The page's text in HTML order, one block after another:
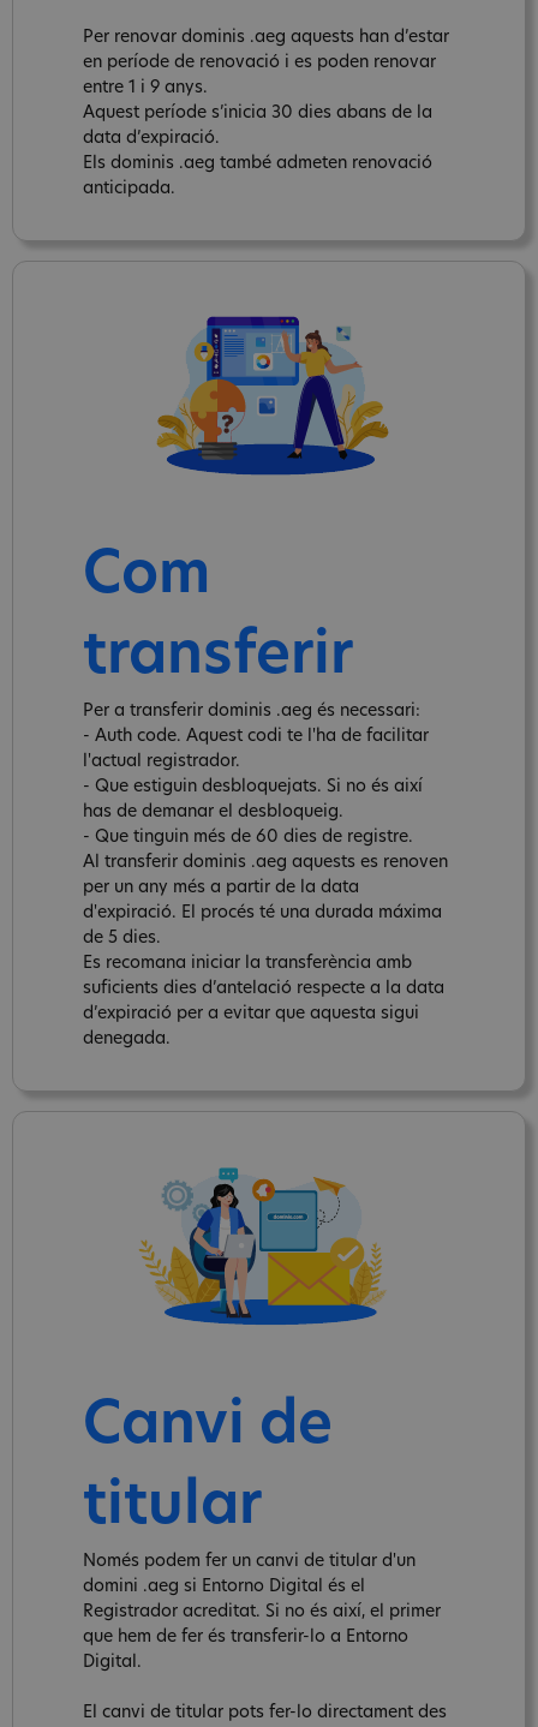
Per renovar dominis .aeg aquests han d’estar
en període de renovació i es poden renovar
entre 1 i 9 anys.
Aquest període s’inicia 30 dies abans de la
data d’expiració.
Els dominis .aeg també admeten renovació
anticipada.
Com
transferir
Per a transferir dominis .aeg és necessari:
- Auth code. Aquest codi te l'ha de facilitar
l'actual registrador.
- Que estiguin desbloquejats. Si no és així
has de demanar el desbloqueig.
- Que tinguin més de 60 dies de registre.
Al transferir dominis .aeg aquests es renoven
per un any més a partir de la data
d'expiració. El procés té una durada máxima
de 5 dies.
Es recomana iniciar la transferència amb
suficients dies d’antelació respecte a la data
d’expiració per a evitar que aquesta sigui
denegada.
Canvi de
titular
Només podem fer un canvi de titular d'un
domini .aeg si Entorno Digital és el
Registrador acreditat. Si no és així, el primer
que hem de fer és transferir-lo a Entorno
Digital.
El canvi de titular pots fer-lo directament des